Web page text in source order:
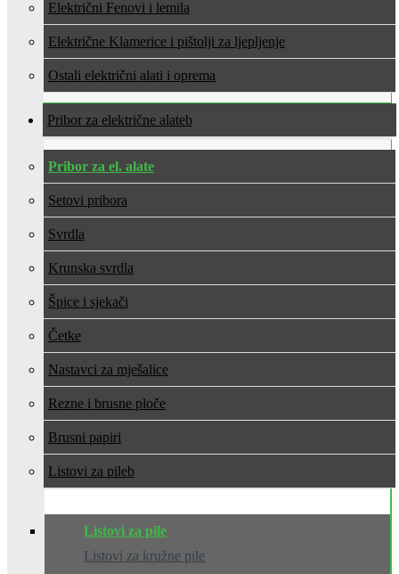
Električni Fenovi i lemila
Električne Klamerice i pištolji za ljepljenje
Ostali električni alati i oprema
Pribor za električne alate
Pribor za el. alate
Setovi pribora
Svrdla
Krunska svrdla
Špice i sjekači
Četke
Nastavci za mješalice
Rezne i brusne ploče
Brusni papiri
Listovi za pile
Listovi za pile
Listovi za kružne pile